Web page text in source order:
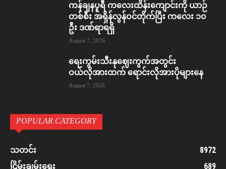
ကန်ချနပူရီ ကလေးထိန်းကျောင်းကို ယာဉ်
တစ်စီး အရှိန်လွန်ဝင်တိုက်ပြီး ကလေး ၁၀
ဦး ဒဏ်ရာရရှိ
August 7, 2026
ရေးကွမ်းသီးနုဈေးကွက်အတွင်း
ဝယ်လိုအားထက် ရောင်းလိုအားပိုများနေ
August 7, 2026
POPULAR CATEGORY
သတင်း 8972
ငြိမ်းချမ်းရေး 689